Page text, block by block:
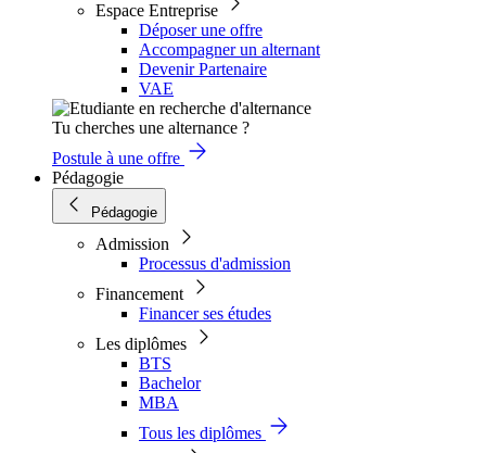
Espace Entreprise
Déposer une offre
Accompagner un alternant
Devenir Partenaire
VAE
Tu cherches une alternance ?
Postule à une offre
Pédagogie
Pédagogie
Admission
Processus d'admission
Financement
Financer ses études
Les diplômes
BTS
Bachelor
MBA
Tous les diplômes